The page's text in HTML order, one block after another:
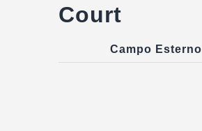
Court
Campo Esterno